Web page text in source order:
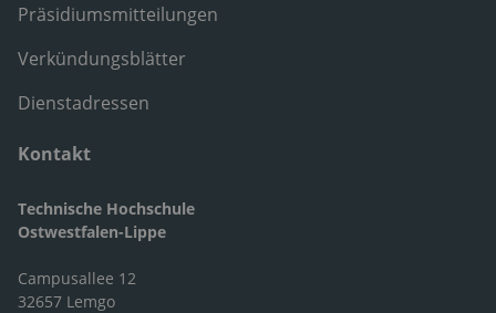
Präsidiumsmitteilungen
Verkündungsblätter
Dienstadressen
Kontakt
Technische Hochschule
Ostwestfalen-Lippe
Campusallee 12
32657 Lemgo